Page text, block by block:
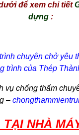
để xem chi tiết
dựng :
chuyên chở yêu
trình của Thép
vụ chống thấm
–
NHÀ